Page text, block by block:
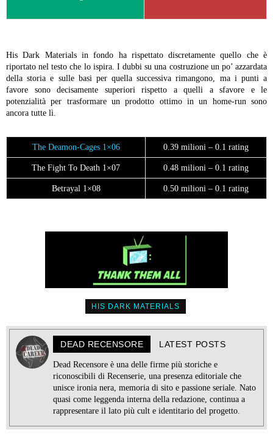
His Dark Materials in fondo ha rispettato discretamente quello che è
riportato nel testo che lo ispira. I dubbi su una costruzione un po’ azzardata
della storia e sulle basi per quella successiva rimangono, ma i punti a
favore sono decisamente superiori rispetto a quelli a sfavore e le
potenzialità per trasformare un prodotto ottimo in un home-run sono
ancora tutte lì.
The Deamon-Cages 1×06 0.39 milioni – 0.1 rating
The Fight To Death 1×07 0.48 milioni – 0.1 rating
Betrayal 1×08 0.50 milioni – 0.1 rating
HIS DARK MATERIALS
DEAD RECENSORE LATEST POSTS
Dead Recensore è una delle firme più storiche e
riconoscibili di Recenserie, una presenza editoriale che
unisce ironia nera, memoria di sito e passione seriale. Nato
quasi come leggenda interna della redazione, continua a
rappresentare il lato più cult e identitario del progetto.